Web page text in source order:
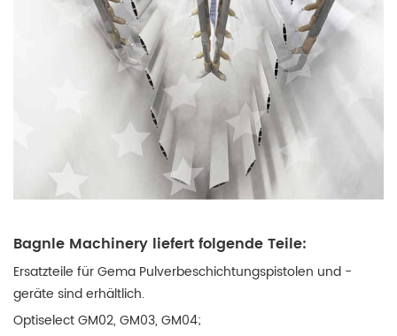
Bagnle Machinery liefert folgende Teile:
Ersatzteile für Gema Pulverbeschichtungspistolen und -
geräte sind erhältlich.
Optiselect GM02, GM03, GM04;